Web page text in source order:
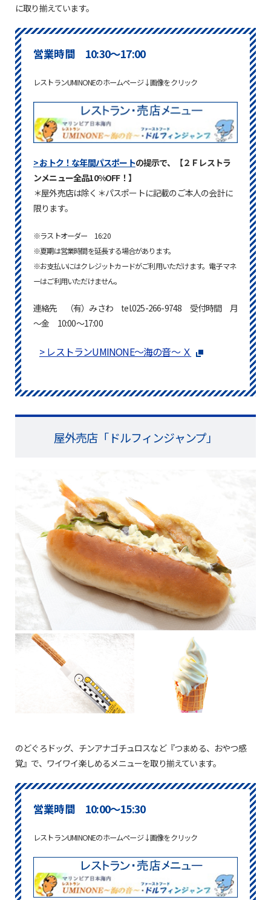
に取り揃えています。
営業時間 10:30～17:00
レストランUMINONEのホームページ↓画像をクリック
> おトク！な年間パスポートの提示で、【２Ｆレストラ
ンメニュー全品10%OFF！】
＊屋外売店は除く＊パスポートに記載のご本人の会計に
限ります。
※ラストオーダー 16:20
※夏期は営業時間を延長する場合があります。
※お支払いにはクレジットカードがご利用いただけます。電子マネ
ーはご利用いただけません。
連絡先 （有）みさわ tel.025-266-9748 受付時間 月
～金 10:00～17:00
> レストランUMINONE～海の音～ Ｘ
屋外売店「ドルフィンジャンプ」
のどぐろドッグ、チンアナゴチュロスなど『つまめる、おやつ感
覚』で、ワイワイ楽しめるメニューを取り揃えています。
営業時間 10:00～15:30
レストランUMINONEのホームページ↓画像をクリック